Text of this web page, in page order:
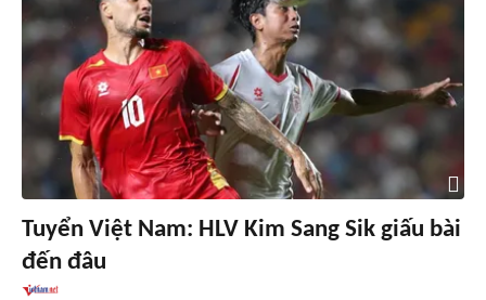
Tuyển Việt Nam: HLV Kim Sang Sik giấu bài
đến đâu